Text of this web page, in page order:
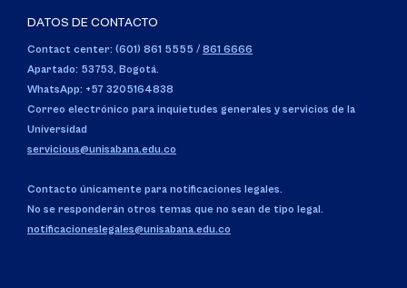
DATOS DE CONTACTO
Contact center: (601) 861 5555 / 861 6666
Apartado: 53753, Bogotá.
WhatsApp: +57 3205164838
Correo electrónico para inquietudes generales y servicios de la
Universidad
servicious@unisabana.edu.co
Contacto únicamente para notificaciones legales.
No se responderán otros temas que no sean de tipo legal.
notificacioneslegales@unisabana.edu.co